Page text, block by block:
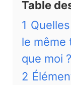
Table
1
le même
que moi ?
2